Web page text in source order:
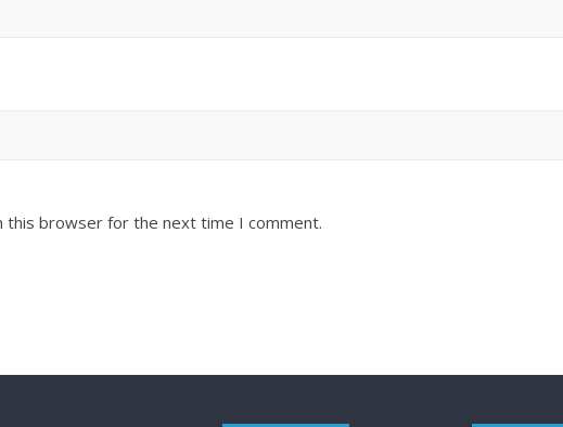
this browser for the next time I comment.